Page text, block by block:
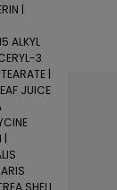
|
ALKYL
3
|
JUICE
|
SHELL